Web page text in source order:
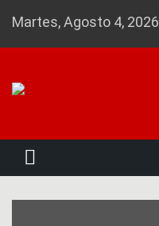
Martes, Agosto 4, 2026